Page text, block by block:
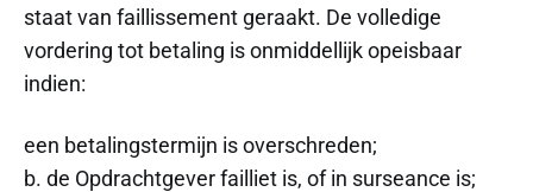
staat van faillissement geraakt. De volledige
vordering tot betaling is onmiddellijk opeisbaar
indien:
een betalingstermijn is overschreden;
b. de Opdrachtgever failliet is, of in surseance is;